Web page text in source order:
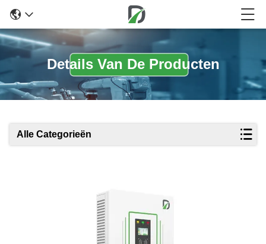
Details Van De Producten
Alle Categorieën